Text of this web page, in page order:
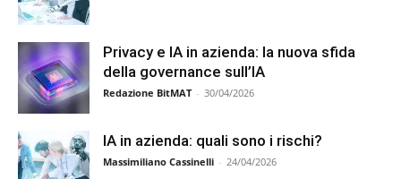
Privacy e IA in azienda: la nuova sfida
della governance sull’IA
Redazione BitMAT - 30/04/2026
IA in azienda: quali sono i rischi?
Massimiliano Cassinelli - 24/04/2026